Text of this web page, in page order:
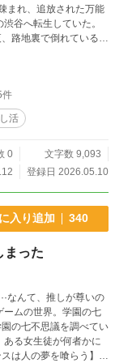
谷へ転生していた。
路地裏で倒れている美
に！？
件
活
0
文字数 9,093
登録日 2026.05.10
入り追加 340
まった
の七不思議を調べてい
る女生徒が何者かに
は人の夢を喰らう】の